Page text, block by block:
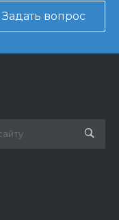
Задать вопрос